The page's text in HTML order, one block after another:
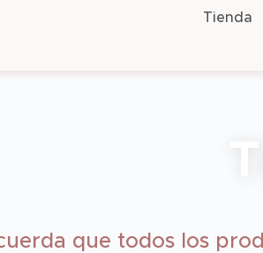
Tienda
que todos los